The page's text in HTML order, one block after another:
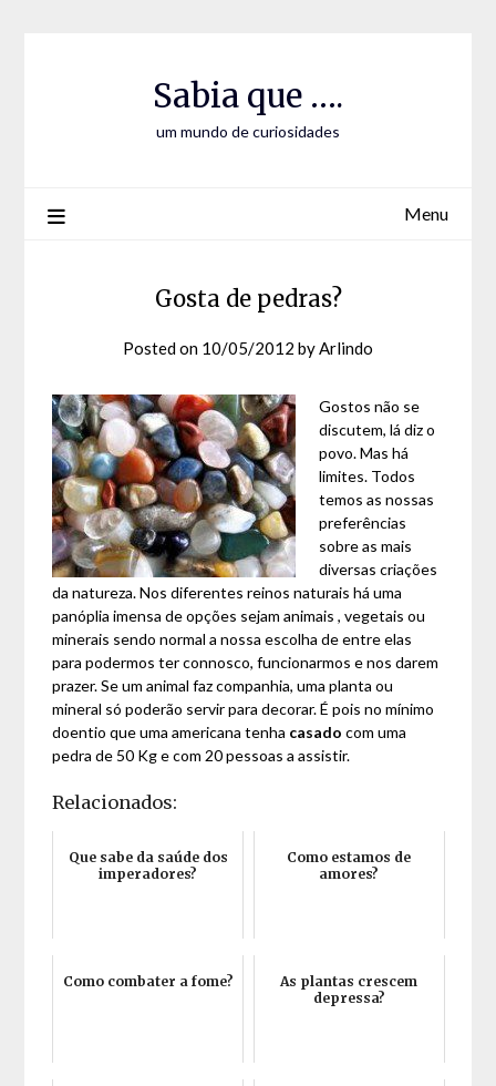
Sabia que ….
um mundo de curiosidades
Menu
Gosta de pedras?
Posted on 10/05/2012 byArlindo
Gostos não se
discutem, lá diz o
povo. Mas há
limites. Todos
temos as nossas
preferências
sobre as mais
diversas criações
da natureza. Nos diferentes reinos naturais há uma
panóplia imensa de opções sejam animais , vegetais ou
minerais sendo normal a nossa escolha de entre elas
para podermos ter connosco, funcionarmos e nos darem
prazer. Se um animal faz companhia, uma planta ou
mineral só poderão servir para decorar. É pois no mínimo
doentio que uma americana tenha casado com uma
pedra de 50 Kg e com 20 pessoas a assistir.
Relacionados:
Que sabe da saúde dos
imperadores?
Como estamos de
amores?
Como combater a fome?
As plantas crescem
depressa?